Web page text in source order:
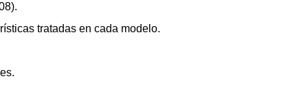
tratadas en cada modelo.